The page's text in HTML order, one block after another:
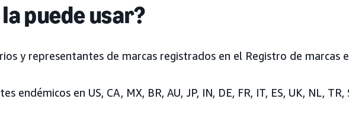
puede usar?
y representantes de marcas registrados en el Registro de marcas
endémicos en US, CA, MX, BR, AU, JP, IN, DE, FR, IT, ES, UK, NL, TR,